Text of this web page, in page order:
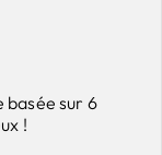
basée sur 6
!